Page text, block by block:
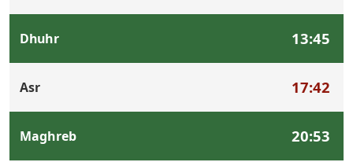
Dhuhr 13:45
Asr 17:42
Maghreb 20:53